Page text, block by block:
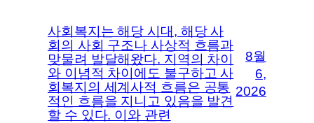
사회복지는 해당 시대, 해당 사
회의 사회 구조나 사상적 흐름과
맞물려 발달해왔다. 지역의 차이
와 이념적 차이에도 불구하고 사
회복지의 세계사적 흐름은 공통
적인 흐름을 지니고 있음을 발견
할 수 있다. 이와 관련
8월
6,
2026